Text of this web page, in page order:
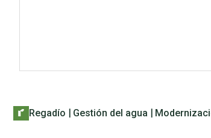
Regadío | Gestión del agua |